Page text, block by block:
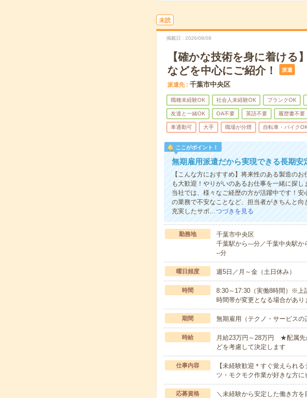
未読
掲載日 2026/08/08
【確かな技術を身に着ける
などを中心にご紹介！
派遣
派遣先 千葉市中央区
職種未経験OK 社会人未経験OK ブランクOK
友達と一緒OK OA不要 英語不要 履歴書不要
車通勤可 大手 職場が分煙 自転車・バイク
ここがポイント！
無期雇用派遣だから実現できる長期
【こんな方におすすめ】将来性のある製造の
も大歓迎！やりがいのあるお仕事を一緒に探
当社では、様々なご経歴の方が活躍中です！
の業務で不安なことなど、担当者がきちんと
充実したサポ…つづきを見る
勤務地
千葉市中央区
千葉駅から---分／千葉中央駅
--分
曜日頻度 週5日／月～金（土日休み）
時間
8:30～17:30（実働8時間）※上
時間帯が変更となる場合があり
期間 無期雇用（テクノ・サービスの
時給
月給23万円～28万円 ★配属先
どを考慮して決定します
仕事内容
【未経験歓迎＊すぐ覚えられ
ツ・モクモク作業が好きな方
応募資格
＼未経験から安定した働き方